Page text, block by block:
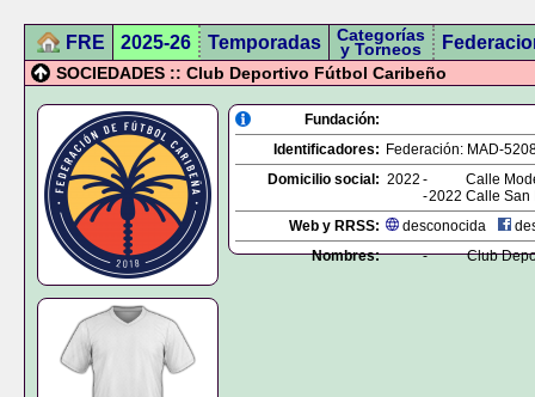
FRE 2025-26 Temporadas Categorías
y Torneos
SOCIEDADES :: Club Deportivo Fútbol Caribeño
Fundación:
Identificadores: Federación: MAD-
Domicilio social: 2022 -
Calle
-2022 Calle San
Web y RRSS:
desconocida
Nombres:
- Club